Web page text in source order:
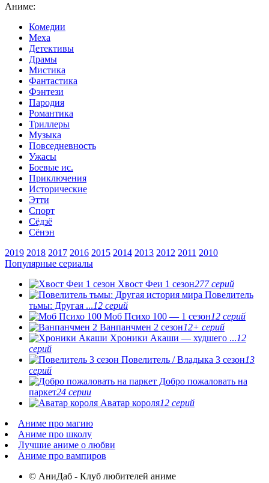
Аниме:
Комедии
Меха
Детективы
Драмы
Мистика
Фантастика
Фэнтези
Пародия
Романтика
Триллеры
Музыка
Повседневность
Ужасы
Боевые ис.
Приключения
Исторические
Этти
Спорт
Сёдзё
Сёнэн
2019 2018 2017 2016 2015 2014 2013 2012 2011 2010
Популярные сериалы
Хвост Феи 1 сезон277 серий
Повелитель
тьмы: Другая ...12 серий
Моб Психо 100 — 1 сезон12 серий
Ванпанчмен 2 сезон12+ серий
Хроники Акаши — худшего ...12
серий
Повелитель / Владыка 3 сезон13
серий
Добро пожаловать на
паркет24 серии
Аватар короля12 серий
Аниме про магию
Аниме про школу
Лучшие аниме о любви
Аниме про вампиров
© АниДаб - Клуб любителей аниме